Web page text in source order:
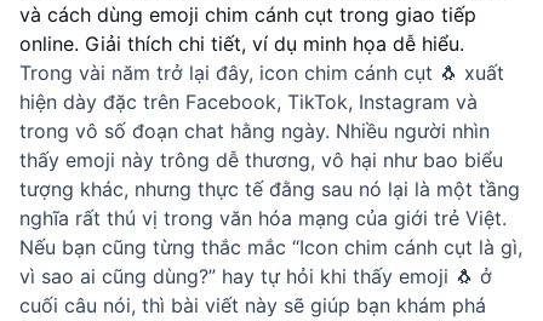
và cách dùng emoji chim cánh cụt trong giao tiếp
online. Giải thích chi tiết, ví dụ minh họa dễ hiểu.
Trong vài năm trở lại đây, icon chim cánh cụt 🐧 xuất
hiện dày đặc trên Facebook, TikTok, Instagram và
trong vô số đoạn chat hằng ngày. Nhiều người nhìn
thấy emoji này trông dễ thương, vô hại như bao biểu
tượng khác, nhưng thực tế đằng sau nó lại là một tầng
nghĩa rất thú vị trong văn hóa mạng của giới trẻ Việt.
Nếu bạn cũng từng thắc mắc “Icon chim cánh cụt là gì,
vì sao ai cũng dùng?” hay tự hỏi khi thấy emoji 🐧 ở
cuối câu nói, thì bài viết này sẽ giúp bạn khám phá